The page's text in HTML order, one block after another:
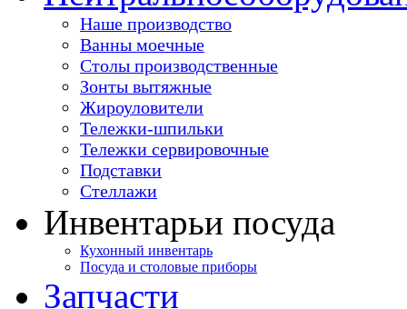
Наше производство
Ванны моечные
Столы производственные
Зонты вытяжные
Жироуловители
Тележки-шпильки
Тележки сервировочные
Подставки
Стеллажи
Инвентарьи посуда
Кухонный инвентарь
Посуда и столовые приборы
Запчасти